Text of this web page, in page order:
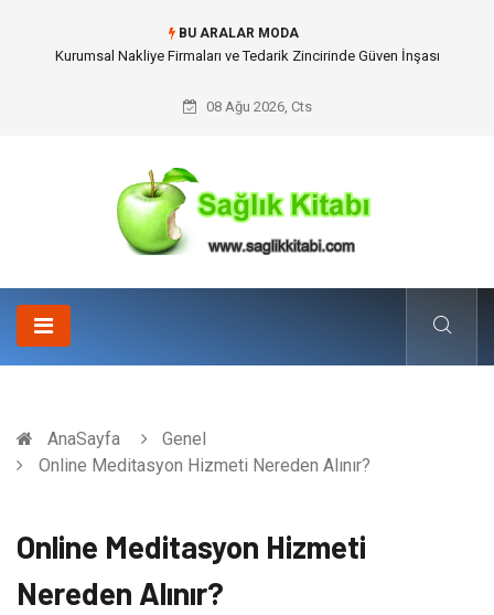
BU ARALAR MODA
Dalaman Kalkan Transfer: Kişiselleştirilmiş Hizmet Ve Uç Nokta Konforu
08 Ağu 2026, Cts
AnaSayfa
Genel
Online Meditasyon Hizmeti Nereden Alınır?
Online Meditasyon Hizmeti
Nereden Alınır?